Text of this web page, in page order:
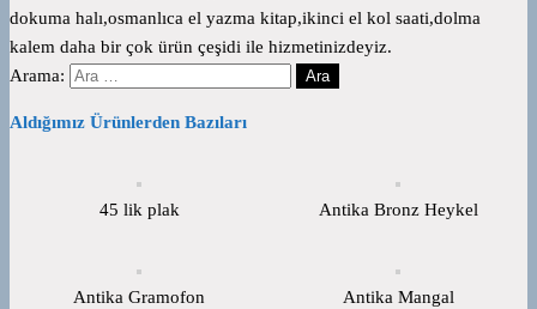
dokuma halı,osmanlıca el yazma kitap,ikinci el kol saati,dolma
kalem daha bir çok ürün çeşidi ile hizmetinizdeyiz.
Arama:
Aldığımız Ürünlerden Bazıları
45 lik plak Antika Bronz Heykel
Antika Gramofon Antika Mangal